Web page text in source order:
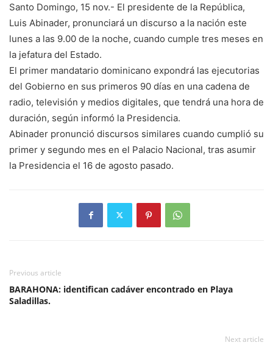
Santo Domingo, 15 nov.- El presidente de la República,
Luis Abinader, pronunciará un discurso a la nación este
lunes a las 9.00 de la noche, cuando cumple tres meses en
la jefatura del Estado.
El primer mandatario dominicano expondrá las ejecutorias
del Gobierno en sus primeros 90 días en una cadena de
radio, televisión y medios digitales, que tendrá una hora de
duración, según informó la Presidencia.
Abinader pronunció discursos similares cuando cumplió su
primer y segundo mes en el Palacio Nacional, tras asumir
la Presidencia el 16 de agosto pasado.
Previous article
BARAHONA: identifican cadáver encontrado en Playa
Saladillas.
Next article